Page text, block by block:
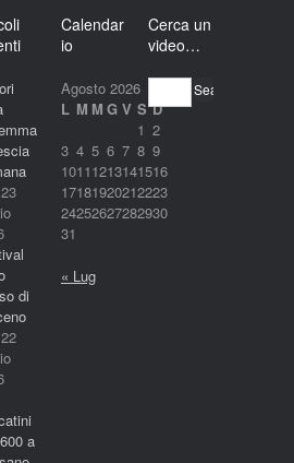
23
di
22
a
Calendar
io
Agosto 2026
L M M G V S D
1 2
3 4 5 6 7 8 9
10111213141516
17181920212223
24252627282930
31
« Lug
Cerca un
video…